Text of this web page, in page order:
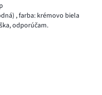
,farba: krémovo biela
odporúčam.